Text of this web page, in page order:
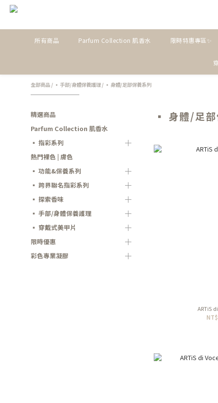
所有商品 Parfum Collection 肌香水 限時特惠專區✨
全部商品 / ▪ 手部/身體保養護理 / ▪ 身體/足部保養系列
精選商品
Parfum Collection 肌香水
▪ 指彩系列
熱門裸色 | 膚色
▪ 功能&保養系列
▪ 跨界聯名指彩系列
▪ 探索香味
▪ 手部/身體保養護理
▪ 穿戴式美甲片
限時優惠
彩色專業凝膠
▪ 身體/足部
ARTiS